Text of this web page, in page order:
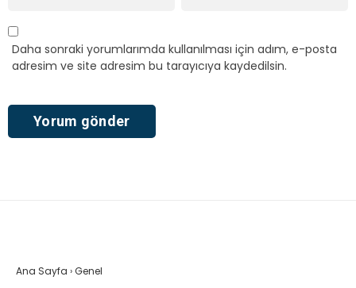
Daha sonraki yorumlarımda kullanılması için adım, e-posta
adresim ve site adresim bu tarayıcıya kaydedilsin.
Ana Sayfa ›Genel